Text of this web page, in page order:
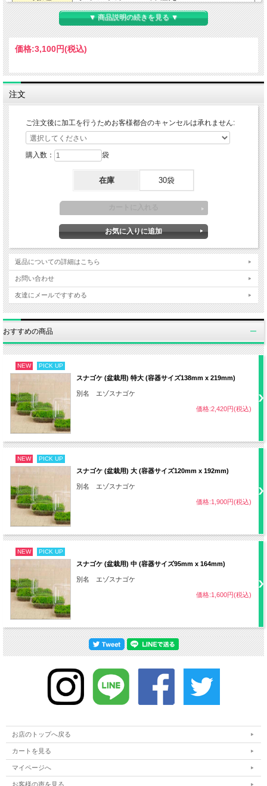
耐暑性 強い
耐寒性 強い
適地 日本全国育成可能
樹高
3～5cmくらい（環境による）
花色
緑葉（冬季は褐色）
植え付け 3～6月、9～10月
日なた～半日陰（一日の半分は日が当た
用土 小粒の山砂または川砂1：建材用の砂3
水やり 2ヵ月間は週に2～3回たっぷり水やり
肥料
病気 特になし
その他
・乾燥に注意
使用方法
【用意するもの】
・小粒の山砂または川砂
・建材用の砂
を1：3の割合でバケツに入れて混ぜる
2．苔を張る場所に砂を均等に広げる
3．スナゴケを蒔く（密度はお好みで）
4．苔と土台の砂が密着するように、ス
コップの背で上から押す
▼ 商品説明の続きを見る ▼
価格:3,100円(税込)
注文
ご注文後に加工を行うためお客様都合のキャンセルは承れません:
購入数： 袋
在庫 30袋
返品についての詳細はこちら
お問い合わせ
友達にメールですすめる
おすすめの商品
NEW PICK UP
スナゴケ (盆栽用) 特大 (容器サイズ138mm x 219mm)
別名 エゾスナゴケ
価格:2,420円(税込)
NEW PICK UP
スナゴケ (盆栽用) 大 (容器サイズ120mm x 192mm)
別名 エゾスナゴケ
価格:1,900円(税込)
NEW PICK UP
スナゴケ (盆栽用) 中 (容器サイズ95mm x 164mm)
別名 エゾスナゴケ
価格:1,600円(税込)
お店のトップへ戻る
カートを見る
マイページへ
お客様の声を見る